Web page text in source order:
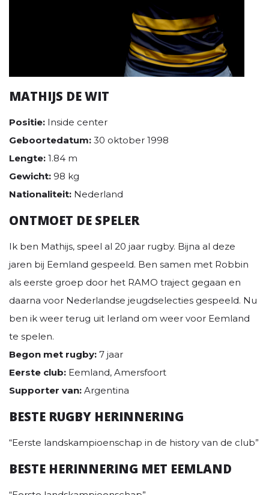
MATHIJS DE WIT
Positie: Inside center
Geboortedatum: 30 oktober 1998
Lengte: 1.84 m
Gewicht: 98 kg
Nationaliteit: Nederland
ONTMOET DE SPELER
Ik ben Mathijs, speel al 20 jaar rugby. Bijna al deze
jaren bij Eemland gespeeld. Ben samen met Robbin
als eerste groep door het RAMO traject gegaan en
daarna voor Nederlandse jeugdselecties gespeeld. Nu
ben ik weer terug uit Ierland om weer voor Eemland
te spelen.
Begon met rugby: 7 jaar
Eerste club: Eemland, Amersfoort
Supporter van: Argentina
BESTE RUGBY HERINNERING
“Eerste landskampioenschap in de history van de club”
BESTE HERINNERING MET EEMLAND